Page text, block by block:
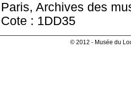
Paris, Archives des
Cote : 1DD35
© 2012 - Musée du